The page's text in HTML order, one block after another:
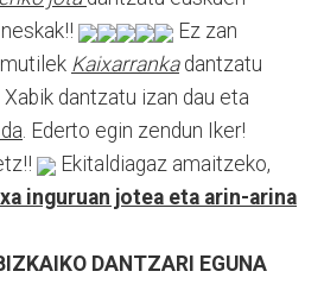
Ez zan
Kaixarrankadantzatu
dantzatu izan dau eta
. Ederto egin zendun Iker!
Ekitaldiagaz amaitzeko,
inguruan jotea eta arin-arina
DANTZARI EGUNA